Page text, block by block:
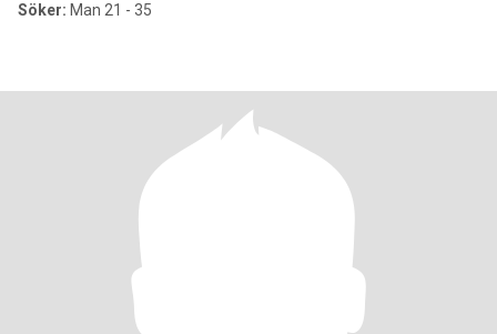
Söker: Man 21 - 35